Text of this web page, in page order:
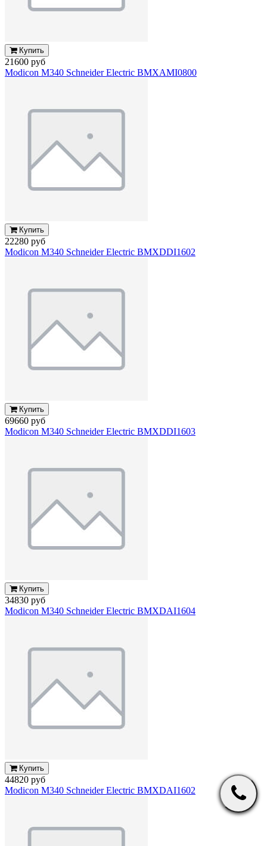
Купить
21600 руб
Modicon M340 Schneider Electric BMXAMI0800
Купить
22280 руб
Modicon M340 Schneider Electric BMXDDI1602
Купить
69660 руб
Modicon M340 Schneider Electric BMXDDI1603
Купить
34830 руб
Modicon M340 Schneider Electric BMXDAI1604
Купить
44820 руб
Modicon M340 Schneider Electric BMXDAI1602